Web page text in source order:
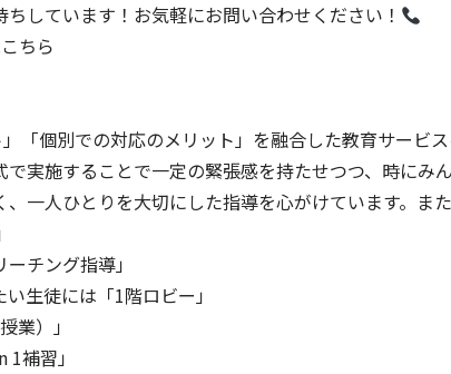
しています！お気軽にお問い合わせください！
ちら
「個別での対応のメリット」を融合した教育サービ
実施することで一定の緊張感を持たせつつ、時に
一人ひとりを大切にした指導を心がけています。ま
チング指導」
生徒には「1階ロビー」
業）」
補習」